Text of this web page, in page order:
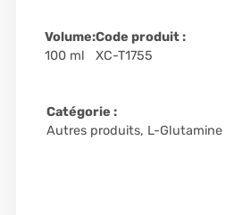
Volume:
100 ml
Code produit :
XC-T1755
Catégorie :
Autres produits, L-